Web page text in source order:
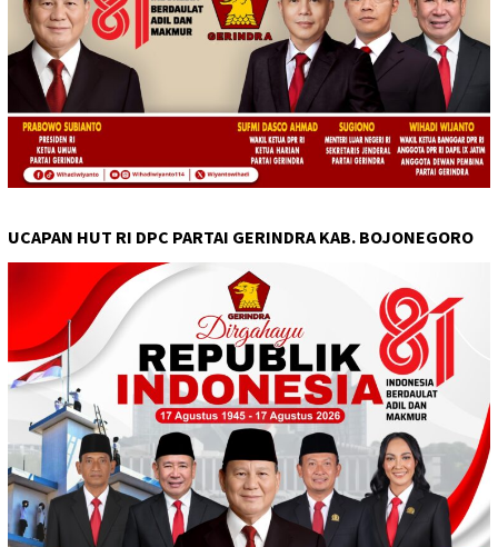
UCAPAN HUT RI DPC PARTAI GERINDRA KAB. BOJONEGORO